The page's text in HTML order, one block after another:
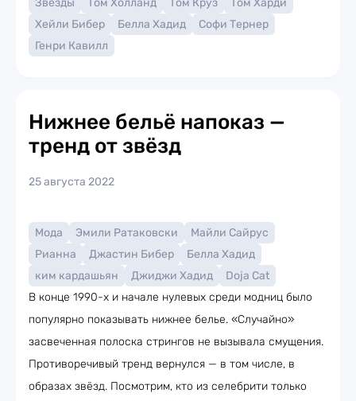
Звезды Том Холланд Том Круз
Том Харди
Хейли Бибер
Белла Хадид
Софи Тернер
Генри Кавилл
Нижнее бельё напоказ —
тренд от звёзд
25 августа 2022
Мода Эмили Ратаковски
Майли Сайрус
Рианна
Джастин Бибер
Белла Хадид
ким кардашьян
Джиджи Хадид
Doja Cat
В конце 1990-х и начале нулевых среди модниц было
популярно показывать нижнее белье. «Случайно»
засвеченная полоска стрингов не вызывала смущения.
Противоречивый тренд вернулся — в том числе, в
образах звёзд. Посмотрим, кто из селебрити только